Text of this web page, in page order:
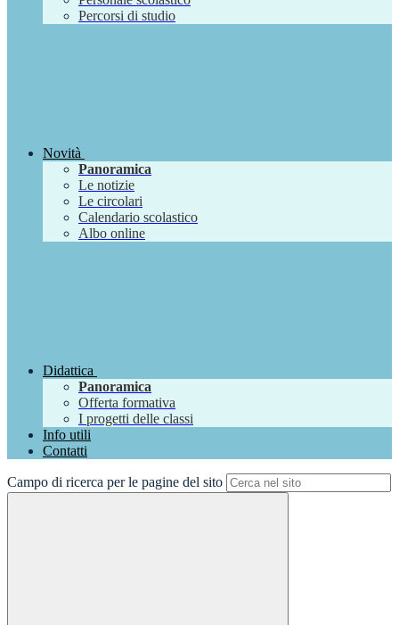
Percorsi di studio
Novità
Panoramica
Le notizie
Le circolari
Calendario scolastico
Albo online
Didattica
Panoramica
Offerta formativa
I progetti delle classi
Info utili
Contatti
Campo di ricerca per le pagine del sito